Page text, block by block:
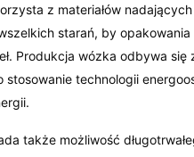
z materiałów
starań, by
Produkcja wózka odbywa
stosowanie technologii
także możliwość